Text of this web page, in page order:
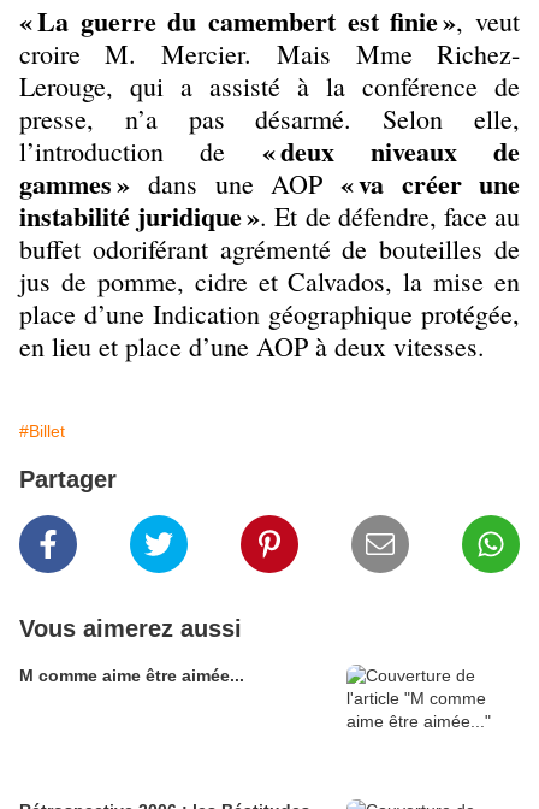
« La guerre du camembert est finie », veut
croire M. Mercier. Mais Mme Richez-
Lerouge, qui a assisté à la conférence de
presse, n’a pas désarmé. Selon elle,
l’introduction de « deux niveaux de
gammes » dans une AOP« va créer une
instabilité juridique ». Et de défendre, face au
buffet odoriférant agrémenté de bouteilles de
jus de pomme, cidre et Calvados, la mise en
place d’une Indication géographique protégée,
en lieu et place d’une AOP à deux vitesses.
#Billet
Partager
Vous aimerez aussi
M comme aime être aimée...